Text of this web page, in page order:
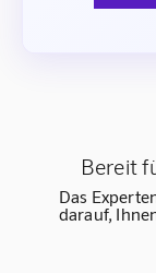
Bereit
Das
darauf,